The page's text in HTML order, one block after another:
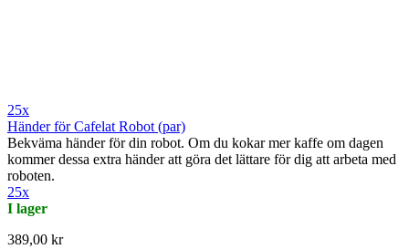
25x
Händer för Cafelat Robot (par)
Bekväma händer för din robot. Om du kokar mer kaffe om dagen
kommer dessa extra händer att göra det lättare för dig att arbeta med
roboten.
25x
I lager
389,00 kr